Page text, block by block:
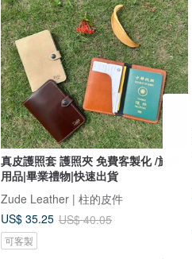
真皮護照套 護照夾 免費客製化 /旅行
用品|畢業禮物|快速出貨
Zude Leather | 柱的皮件
US$ 35.25 US$ 40.05
可客製